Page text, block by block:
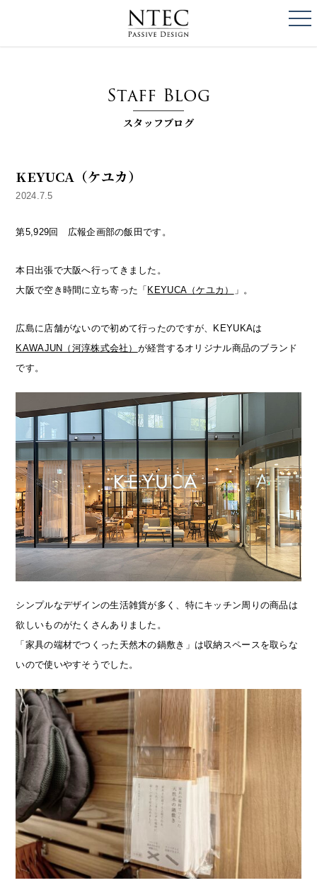
Staff Blog
スタッフブログ
KEYUCA（ケユカ）
2024.7.5
第5,929回 広報企画部の飯田です。
本日出張で大阪へ行ってきました。
大阪で空き時間に立ち寄った「 KEYUCA（ケユカ） 」。
広島に店舗がないので初めて行ったのですが、KEYUKAは
KAWAJUN（河淳株式会社） が経営するオリジナル商品のブランド
です。
シンプルなデザインの生活雑貨が多く、特にキッチン周りの商品は
欲しいものがたくさんありました。
「家具の端材でつくった天然木の鍋敷き」は収納スペースを取らな
いので使いやすそうでした。